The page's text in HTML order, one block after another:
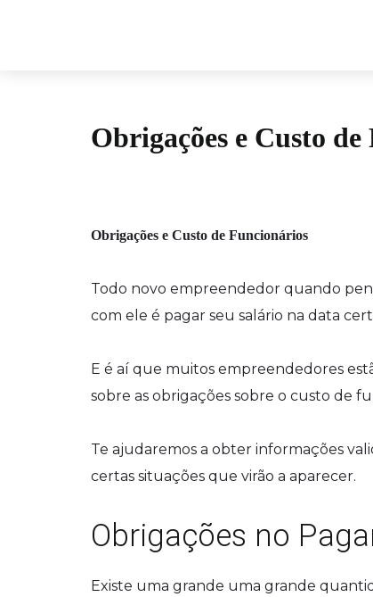
Obrigações e Custo
Obrigações e Custo de Funcionários
Todo novo empreendedor quando
com ele é pagar seu salário na data
E é aí que muitos empreendedores
sobre as obrigações sobre o custo de
Te ajudaremos a obter informações
certas situações que virão a aparecer.
Obrigações no
Existe uma grande uma grande